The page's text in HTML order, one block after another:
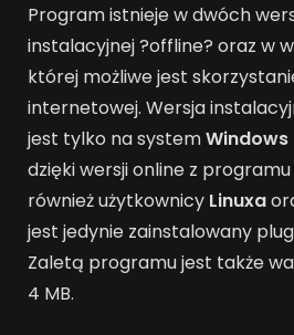
Program istnieje w dwóch
instalacyjnej ?offline? oraz w
której możliwe jest
internetowej. Wersja
jest tylko na systemWindows
dzięki wersji online z
również użytkownicy Linuxa
jest jedynie zainstalowany
Zaletą programu jest także
4 MB.